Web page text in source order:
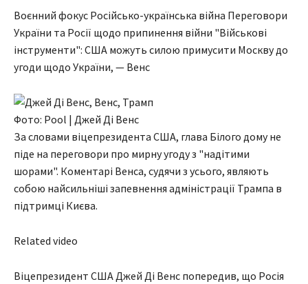
Воєнний фокус Російсько-українська війна Переговори
України та Росії щодо припинення війни "Військові
інструменти": США можуть силою примусити Москву до
угоди щодо України, — Венс
Фото: Pool | Джей Ді Венс
За словами віцепрезидента США, глава Білого дому не
піде на переговори про мирну угоду з "надітими
шорами". Коментарі Венса, судячи з усього, являють
собою найсильніші запевнення адміністрації Трампа в
підтримці Києва.
Related video
Віцепрезидент США Джей Ді Венс попередив, що Росія